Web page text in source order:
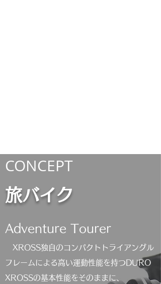
CONCEPT
旅バイク
Adventure Tourer
XROSS独自のコンパクトトライアングル
フレームによる高い運動性能を持つDURO
XROSSの基本性能をそのままに、